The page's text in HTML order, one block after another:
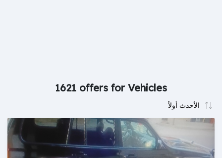
1621 offers for Vehicles